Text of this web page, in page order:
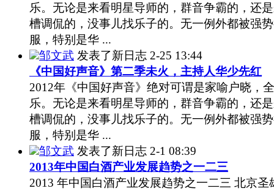
乐。无论是来看明星导师的，群音争霸的，还
槽调侃的，没事儿找乐子的。无一例外都被强
服，特别是华 ...
邹文武 发表了新日志 2-25 13:44
《中国好声音》第二季未火，主持人华少先红
2012年《中国好声音》绝对可谓是家喻户晓，
乐。无论是来看明星导师的，群音争霸的，还
槽调侃的，没事儿找乐子的。无一例外都被强
服，特别是华 ...
邹文武 发表了新日志 2-1 08:39
2013年中国白酒产业发展趋势之一二三
2013 年中国白酒产业发展趋势之一二三 北京圣